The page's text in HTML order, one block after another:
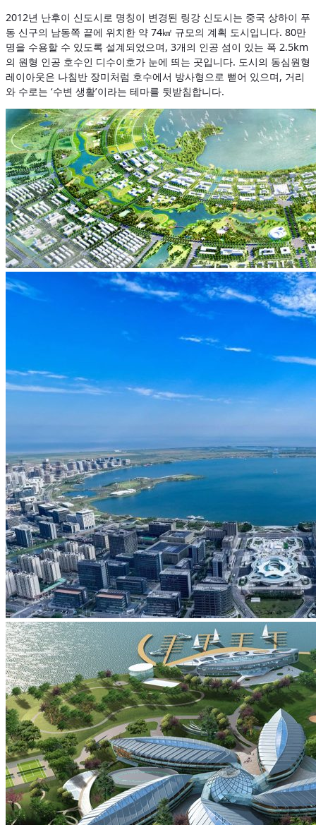
2012년 난후이 신도시로 명칭이 변경된 링강 신도시는 중국 상하이 푸
동 신구의 남동쪽 끝에 위치한 약 74㎢ 규모의 계획 도시입니다. 80만
명을 수용할 수 있도록 설계되었으며, 3개의 인공 섬이 있는 폭 2.5km
의 원형 인공 호수인 디수이호가 눈에 띄는 곳입니다. 도시의 동심원형
레이아웃은 나침반 장미처럼 호수에서 방사형으로 뻗어 있으며, 거리
와 수로는 ‘수변 생활’이라는 테마를 뒷받침합니다.